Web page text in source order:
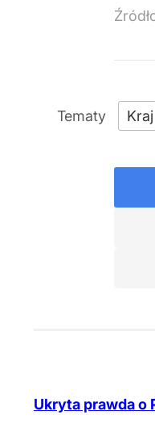
Kraj
Ukryta prawda o